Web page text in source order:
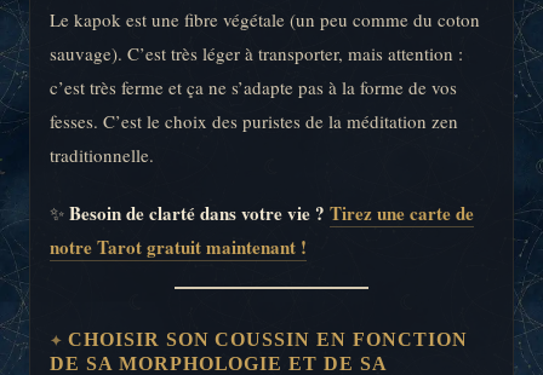
Le kapok est une fibre végétale (un peu comme du coton
sauvage). C’est très léger à transporter, mais attention :
c’est très ferme et ça ne s’adapte pas à la forme de vos
fesses. C’est le choix des puristes de la méditation zen
traditionnelle.
✨ Besoin de clarté dans votre vie ? Tirez une carte de
notre Tarot gratuit maintenant !
CHOISIR SON COUSSIN EN FONCTION
DE SA MORPHOLOGIE ET DE SA